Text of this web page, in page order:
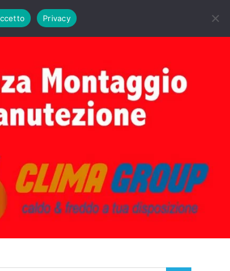
PRIMA ACCENSIONE CALDAIE BIASI
Privacy